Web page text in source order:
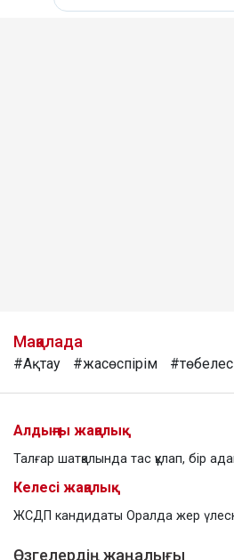
Мақалада
#Ақтау #жасөспірім #төбелес
Алдыңғы жаңалық
Талғар шатқалында тас құлап, бір
Келесі жаңалық
ЖСДП кандидаты Оралда жер